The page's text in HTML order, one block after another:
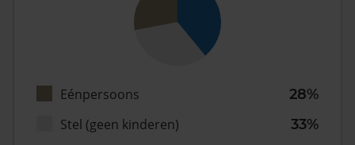
Eénpersoons
28%
Stel (geen kinderen)
33%